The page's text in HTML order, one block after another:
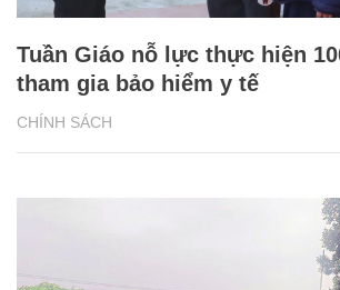
CHÍNH SÁCH
Tuần Giáo nỗ lực thực hiện
tham gia bảo hiểm y tế